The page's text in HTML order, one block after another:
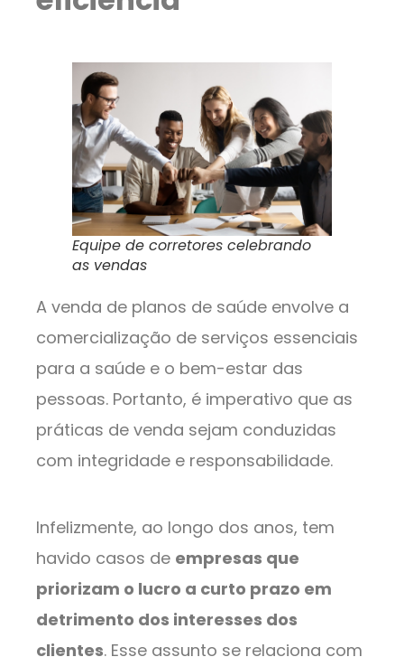
Equipe de corretores celebrando
as vendas
A venda de planos de saúde envolve a
comercialização de serviços essenciais
para a saúde e o bem-estar das
pessoas. Portanto, é imperativo que as
práticas de venda sejam conduzidas
com integridade e responsabilidade.
Infelizmente, ao longo dos anos, tem
havido casos de empresas que
priorizam o lucro a curto prazo em
detrimento dos interesses dos
clientes. Esse assunto se relaciona com